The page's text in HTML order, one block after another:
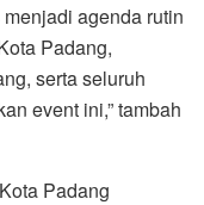
agenda rutin
Padang,
serta seluruh
event ini,” tambah
Padang